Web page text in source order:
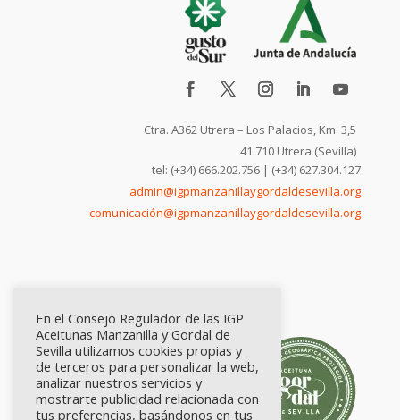
Ctra. A362 Utrera – Los Palacios, Km. 3,5
41.710 Utrera (Sevilla)
tel: (+34) 666.202.756 | (+34) 627.304.127
admin@igpmanzanillaygordaldesevilla.org
comunicación@igpmanzanillaygordaldesevilla.org
En el Consejo Regulador de las IGP
Aceitunas Manzanilla y Gordal de
Sevilla utilizamos cookies propias y
de terceros para personalizar la web,
analizar nuestros servicios y
mostrarte publicidad relacionada con
tus preferencias, basándonos en tus